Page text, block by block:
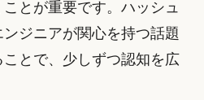
とが重要です。ハッシュ
ジニアが関心を持つ話題
とで、少しずつ認知を広